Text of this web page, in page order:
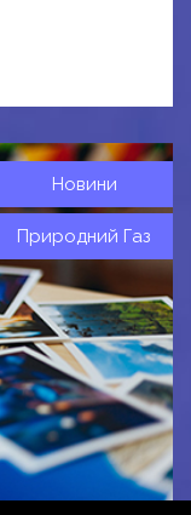
Новини
Природний Газ